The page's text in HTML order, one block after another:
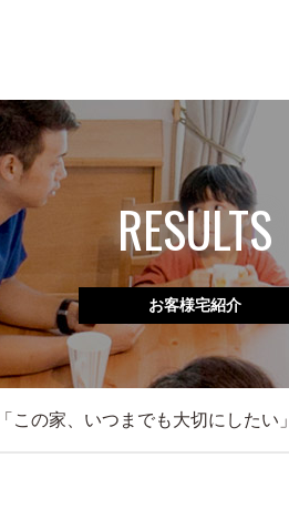
RESULTS
お客様宅紹介
この家、いつまでも大切にしたい」